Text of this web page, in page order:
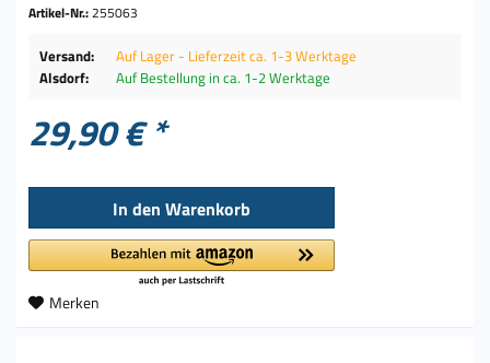
Artikel-Nr.:255063
Versand:
Auf Lager - Lieferzeit ca. 1-3 Werktage
Alsdorf:
Auf Bestellung in ca. 1-2 Werktage
29,90 € *
In den Warenkorb
Merken